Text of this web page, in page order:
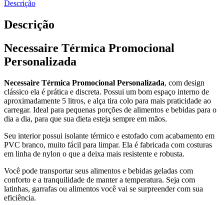
Descrição
Descrição
Necessaire Térmica Promocional
Personalizada
Necessaire Térmica Promocional Personalizada, com design
clássico ela é prática e discreta. Possui um bom espaço interno de
aproximadamente 5 litros, e alça tira colo para mais praticidade ao
carregar. Ideal para pequenas porções de alimentos e bebidas para o
dia a dia, para que sua dieta esteja sempre em mãos.
Seu interior possui isolante térmico e estofado com acabamento em
PVC branco, muito fácil para limpar. Ela é fabricada com costuras
em linha de nylon o que a deixa mais resistente e robusta.
Você pode transportar seus alimentos e bebidas geladas com
conforto e a tranquilidade de manter a temperatura. Seja com
latinhas, garrafas ou alimentos você vai se surpreender com sua
eficiência.